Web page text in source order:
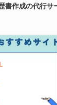
書作成の代行サ